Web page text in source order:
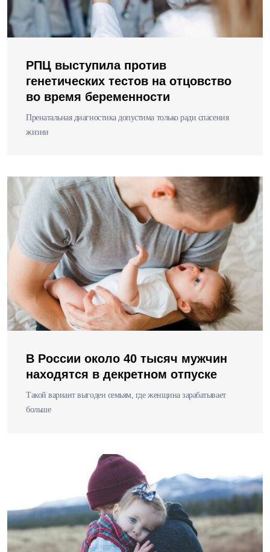
РПЦ выступила против
генетических тестов на отцовство
во время беременности
Пренатальная диагностика допустима только ради спасения
жизни
В России около 40 тысяч мужчин
находятся в декретном отпуске
Такой вариант выгоден семьям, где женщина зарабатывает
больше